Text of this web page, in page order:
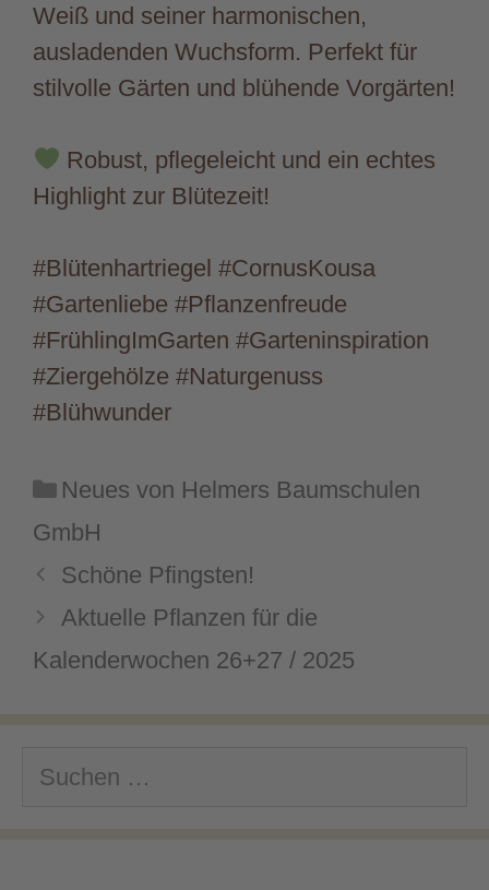
Weiß und seiner harmonischen,
ausladenden Wuchsform. Perfekt für
stilvolle Gärten und blühende Vorgärten!
Robust, pflegeleicht und ein echtes
Highlight zur Blütezeit!
#Blütenhartriegel #CornusKousa
#Gartenliebe #Pflanzenfreude
#FrühlingImGarten #Garteninspiration
#Ziergehölze #Naturgenuss
#Blühwunder
Kategorien
Neues von Helmers Baumschulen
GmbH
Schöne Pfingsten!
Aktuelle Pflanzen für die
Kalenderwochen 26+27 / 2025
nach: